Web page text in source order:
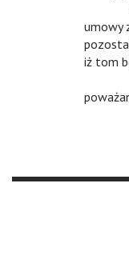
umowy
iż tom